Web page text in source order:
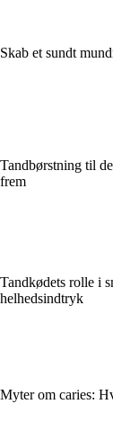
Skab et sundt
Tandbørstning til
frem
Tandkødets rolle i
helhedsindtryk
Myter om caries: